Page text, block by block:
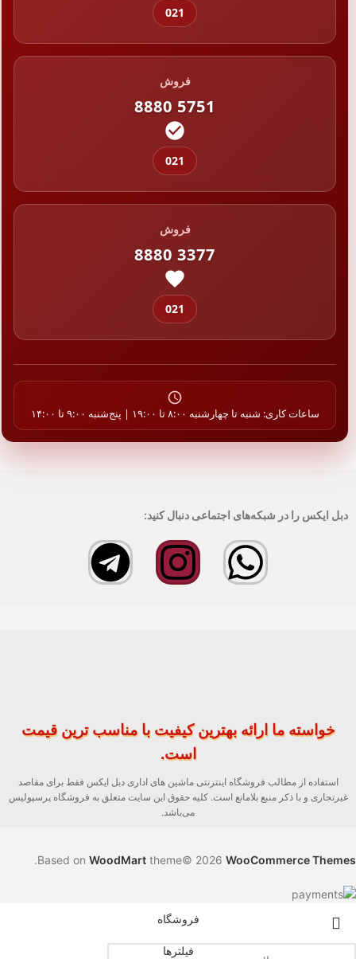
021
فروش
8880 5751
021
فروش
8880 3377
021
ساعات کاری: شنبه تا چهارشنبه ۸:۰۰ تا ۱۹:۰۰ | پنج‌شنبه ۹:۰۰ تا ۱۴:۰۰
دبل ایکس را در شبکه‌های اجتماعی دنبال کنید:
خواسته ما ارائه بهترین کیفیت با مناسب ترین قیمت
است.
استفاده از مطالب فروشگاه اینترنتی ماشین های اداری دبل ایکس فقط برای مقاصد
غیرتجاری و با ذکر منبع بلامانع است. کلیه حقوق این سایت متعلق به فروشگاه پرسپولیس
می‌باشد.
Based on WoodMart theme© 2026 WooCommerce Themes
.
فروشگاه
فیلترها